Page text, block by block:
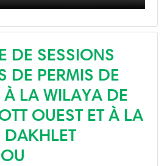
DE SESSIONS
DE PERMIS DE
LA WILAYA DE
OUEST ET À LA